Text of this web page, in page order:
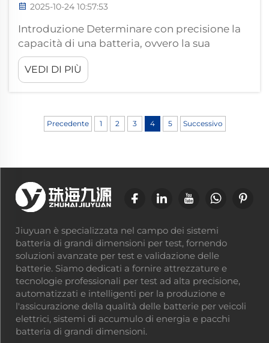
2025-10-24 10:57:53
Introduzione Determinare con precisione la
capacità di una batteria, ovvero la sua
capacità effettiva, è fondamentale per
valutarne lo stato di salute (SOH) e le
prestazioni. Per i produttori e i dipartimenti
e pacchi batteria, ciò richiede un...
VEDI DI PIÙ
Precedente 1 2 3 4 5 Successivo
Jiuyuan è specializzata nel campo dei sistemi
batteria di grandi dimensioni per test, fornendo
soluzioni avanzate per test e validazione delle
batterie. Siamo dedicati a fornire attrezzature e
tecnologie professionali per test ad alta precisione,
automatizzati e intelligenti per la produzione e
l'assicurazione della qualità delle batterie per veicoli
elettrici, sistemi di accumulo di energia e pacchi
batteria di grandi dimensioni.